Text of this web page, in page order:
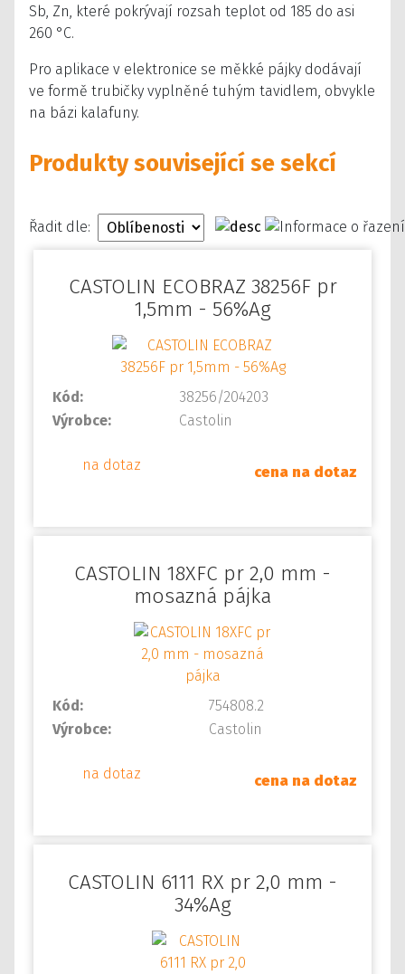
Sb, Zn, které pokrývají rozsah teplot od 185 do asi
260 °C.
Pro aplikace v elektronice se měkké pájky dodávají
ve formě trubičky vyplněné tuhým tavidlem, obvykle
na bázi kalafuny.
Produkty související se sekcí
Řadit dle:
CASTOLIN ECOBRAZ 38256F pr
1,5mm - 56%Ag
Kód:
38256/204203
Výrobce:
Castolin
na dotaz cena na dotaz
CASTOLIN 18XFC pr 2,0 mm -
mosazná pájka
Kód:
754808.2
Výrobce:
Castolin
na dotaz cena na dotaz
CASTOLIN 6111 RX pr 2,0 mm -
34%Ag